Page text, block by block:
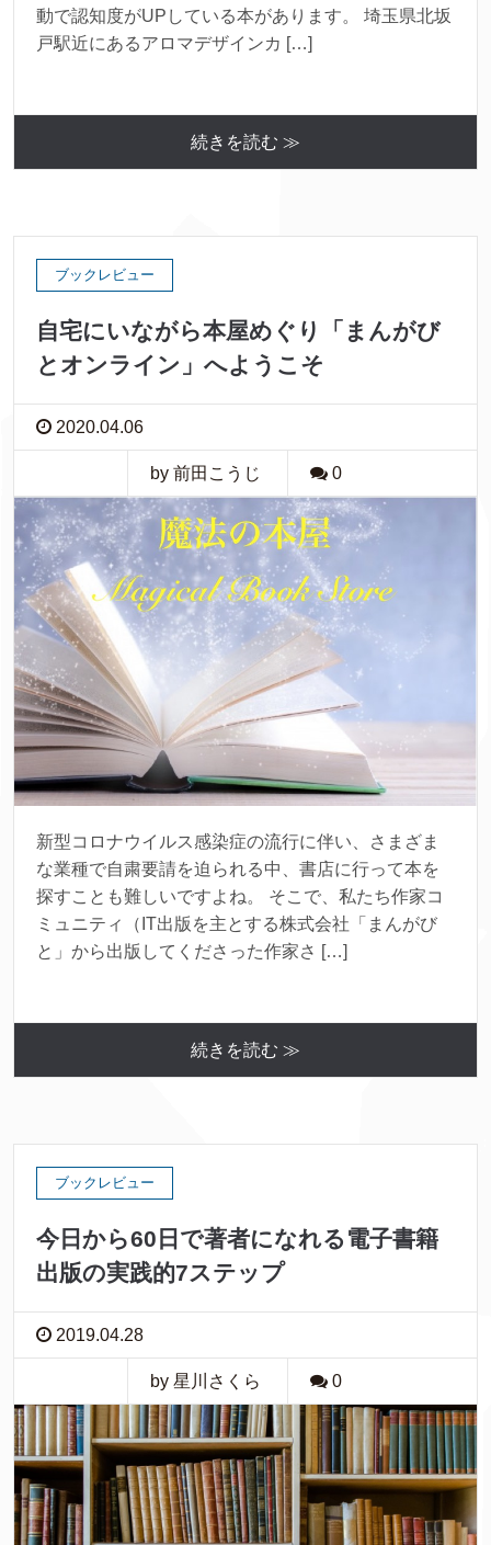
動で認知度がUPしている本があります。 埼玉県北坂
戸駅近にあるアロマデザインカ […]
続きを読む ≫
ブックレビュー
自宅にいながら本屋めぐり「まんがび
とオンライン」へようこそ
2020.04.06
by 前田こうじ 0
新型コロナウイルス感染症の流行に伴い、さまざま
な業種で自粛要請を迫られる中、書店に行って本を
探すことも難しいですよね。 そこで、私たち作家コ
ミュニティ（IT出版を主とする株式会社「まんがび
と」から出版してくださった作家さ […]
続きを読む ≫
ブックレビュー
今日から60日で著者になれる電子書籍
出版の実践的7ステップ
2019.04.28
by 星川さくら 0